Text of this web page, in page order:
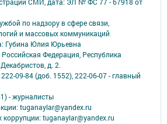
СМИ, дата: ЭЛ № ФС 77 - 67918 от
по надзору в сфере связи,
и массовых коммуникаций
Губина Юлия Юрьевна
Федерация, Республика
д. 2.
09-84 (доб. 1552), 222-06-07 - главный
- журналисты
tuganaylar@yandex.ru
tuganaylar@yandex.ru